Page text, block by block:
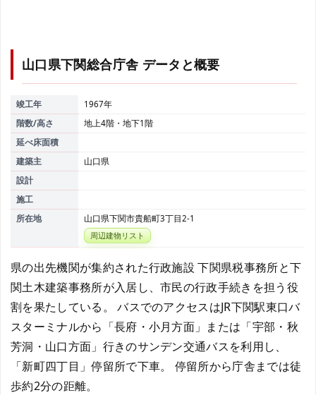
山口県下関総合庁舎 データと概要
竣工年
1967年
階数/高さ
地上4階・地下1階
延べ床面積
建築主
山口県
設計
施工
所在地
山口県下関市貴船町3丁目2-1
周辺建物リスト
県の出先機関が集約された行政施設 下関県税事務所と下
関土木建築事務所が入居し、市民の行政手続きを担う役
割を果たしている。 バスでのアクセスはJR下関駅東口バ
スターミナルから「長府・小月方面」または「宇部・秋
芳洞・山口方面」行きのサンデン交通バスを利用し、
「新町四丁目」停留所で下車。 停留所から庁舎までは徒
歩約2分の距離。